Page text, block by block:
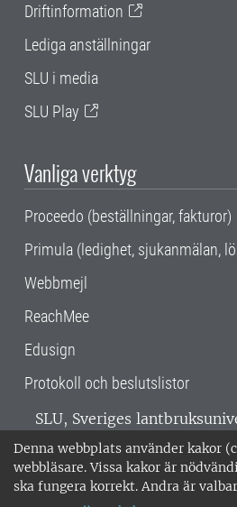
Denna webbplats använder kakor
webbläsare. Vissa kakor är
ska fungera korrekt. Andra är
Driftinformation
Lediga anställningar
SLU i media
SLU Play
Vanliga verktyg
Proceedo (beställningar, fakturor)
Primula (ledighet, sjukanmälan,
Webbmejl
ReachMee
Edusign
Protokoll och beslutslistor
SLU, Sveriges
verksamhet över hela
Alnarp, Uppsala och Umeå.
miljöcertifierat enligt ISO